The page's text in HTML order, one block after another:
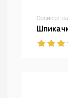
Сосиски,